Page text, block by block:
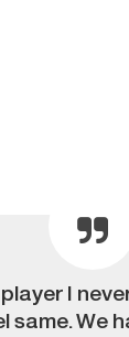
player I
same. We